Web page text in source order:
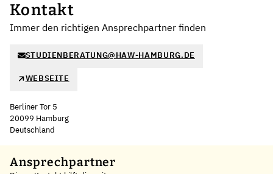
Kontakt
Immer den richtigen Ansprechpartner finden
STUDIENBERATUNG@HAW-HAMBURG.DE
WEBSEITE
Berliner Tor 5
20099 Hamburg
Deutschland
+
Ansprechpartner